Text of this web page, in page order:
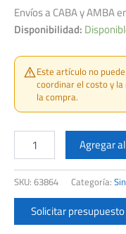
Envíos a CABA y AMBA
Disponibilidad:
Este artículo no
coordinar el costo y
la compra.
FERRUM
VENETO
DEPOSITO
DOBLE
CARGA
DTW6F
cantidad
Agregar
SKU: 63864 Categoría:
Solicitar presupuesto